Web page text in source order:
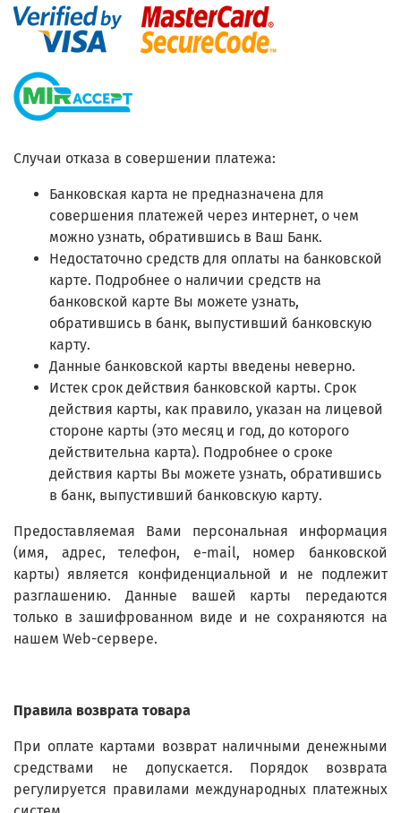
Случаи отказа в совершении платежа:
Банковская карта не предназначена для
совершения платежей через интернет, о чем
можно узнать, обратившись в Ваш Банк.
Недостаточно средств для оплаты на банковской
карте. Подробнее о наличии средств на
банковской карте Вы можете узнать,
обратившись в банк, выпустивший банковскую
карту.
Данные банковской карты введены неверно.
Истек срок действия банковской карты. Срок
действия карты, как правило, указан на лицевой
стороне карты (это месяц и год, до которого
действительна карта). Подробнее о сроке
действия карты Вы можете узнать, обратившись
в банк, выпустивший банковскую карту.
Предоставляемая Вами персональная информация
(имя, адрес, телефон, e-mail, номер банковской
карты) является конфиденциальной и не подлежит
разглашению. Данные вашей карты передаются
только в зашифрованном виде и не сохраняются на
нашем Web-сервере.
Правила возврата товара
При оплате картами возврат наличными денежными
средствами не допускается. Порядок возврата
регулируется правилами международных платежных